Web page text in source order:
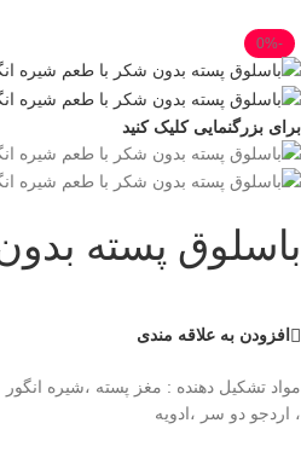
-0%
برای بزرگنمایی کلیک کنید
باسلوق پسته بدون
افزودن به علاقه مندی
مواد تشکیل دهنده : مغز پسته ،شیره انگور
، اردجو دو سر ،ادویه